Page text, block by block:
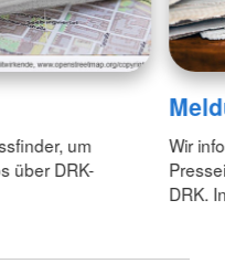
um
über DRK-
Wir
DRK.